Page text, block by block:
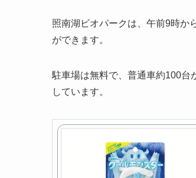
照南湖ビオパークは、午前9時か
ができます。
駐車場は無料で、普通車約100台
しています。